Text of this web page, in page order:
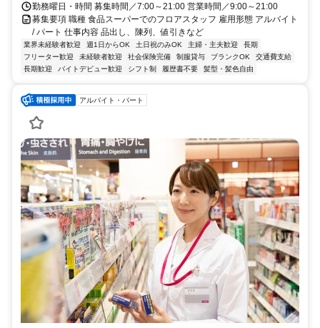
勤務曜日・時間 募集時間／7:00～21:00 営業時間／9:00～21:00
募集要項 職種 食品スーパーでのフロアスタッフ 雇用形態 アルバイト
/ パート 仕事内容 品出し、陳列、値引きなど
業界未経験者歓迎 週1日からOK 土日祝のみOK 主婦・主夫歓迎
長期
フリーター歓迎
未経験者歓迎 社会保険完備 制服貸与 ブランクOK
交通費支給
長期歓迎
バイトデビュー歓迎 シフト制 履歴書不要 髪型・髪色自由
アルバイト・パート